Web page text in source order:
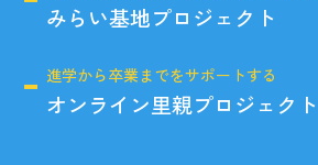
みらい基地プロジェクト
進学から卒業までをサポートする
オンライン里親プロジェクト